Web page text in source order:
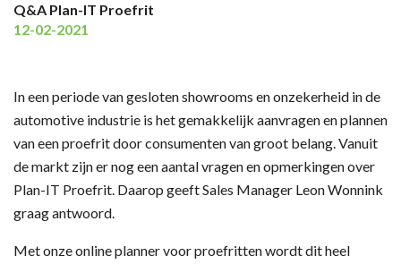
Q&A Plan-IT Proefrit
12-02-2021
In een periode van gesloten showrooms en onzekerheid in de
automotive industrie is het gemakkelijk aanvragen en plannen
van een proefrit door consumenten van groot belang. Vanuit
de markt zijn er nog een aantal vragen en opmerkingen over
Plan-IT Proefrit. Daarop geeft Sales Manager Leon Wonnink
graag antwoord.
Met onze online planner voor proefritten wordt dit heel